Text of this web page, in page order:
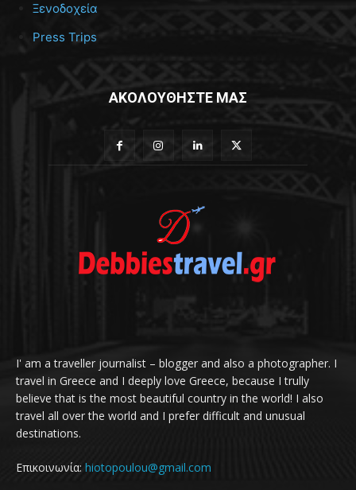
Ξενοδοχεία
Press Trips
ΑΚΟΛΟΥΘΗΣΤΕ ΜΑΣ
I' am a traveller journalist – blogger and also a photographer. I
travel in Greece and I deeply love Greece, because I trully
believe that is the most beautiful country in the world! I also
travel all over the world and I prefer difficult and unusual
destinations.
Επικοινωνία: hiotopoulou@gmail.com